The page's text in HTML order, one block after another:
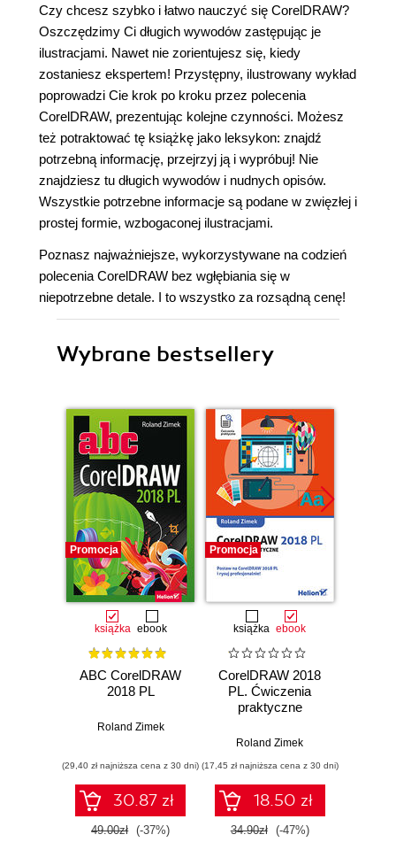
Czy chcesz szybko i łatwo nauczyć się CorelDRAW?
Oszczędzimy Ci długich wywodów zastępując je
ilustracjami. Nawet nie zorientujesz się, kiedy
zostaniesz ekspertem! Przystępny, ilustrowany wykład
poprowadzi Cie krok po kroku przez polecenia
CorelDRAW, prezentując kolejne czynności. Możesz
też potraktować tę książkę jako leksykon: znajdź
potrzebną informację, przejrzyj ją i wypróbuj! Nie
znajdziesz tu długich wywodów i nudnych opisów.
Wszystkie potrzebne informacje są podane w zwięzłej i
prostej formie, wzbogaconej ilustracjami.
Poznasz najważniejsze, wykorzystywane na codzień
polecenia CorelDRAW bez wgłębiania się w
niepotrzebne detale. I to wszystko za rozsądną cenę!
Wybrane bestsellery
Promocja
książka ebook
ABC CorelDRAW
2018 PL
Roland Zimek
(29,40 zł najniższa cena z 30 dni)
30.87 zł
49.00zł (-37%)
Promocja
książka ebook
CorelDRAW 2018
PL. Ćwiczenia
praktyczne
Roland Zimek
(17,45 zł najniższa cena z 30 dni)
18.50 zł
34.90zł (-47%)